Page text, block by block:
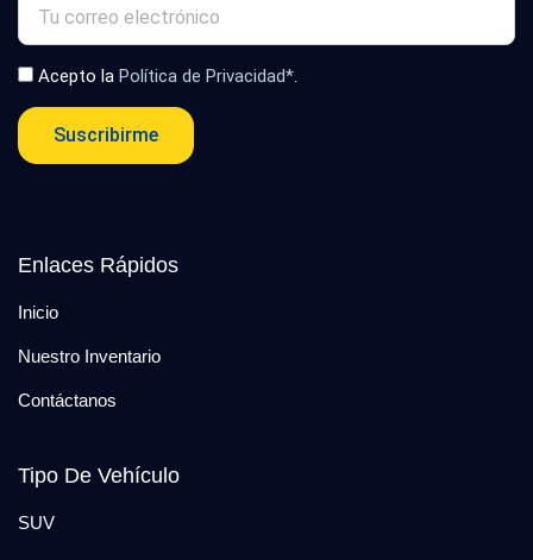
Acepto la Política de Privacidad*.
Suscribirme
Enlaces Rápidos
Inicio
Nuestro Inventario
Contáctanos
Tipo De Vehículo
SUV